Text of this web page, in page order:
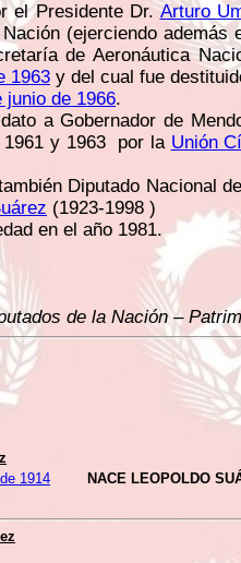
el Presidente Dr. Arturo
(ejerciendo además
de Aeronáutica
1963 y del cual fue
junio de 1966.
a Gobernador de
1961 y 1963 por la Unión
Diputado Nacional
(1923-1998 )
en el año 1981.
de la Nación –
1914 NACE LEOPOLDO